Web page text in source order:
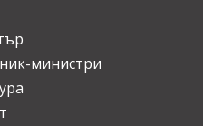
министри